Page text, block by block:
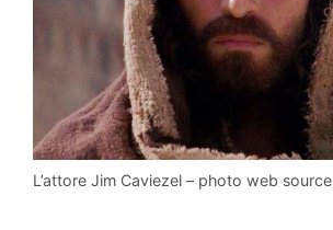
L’attore Jim Caviezel – photo web source